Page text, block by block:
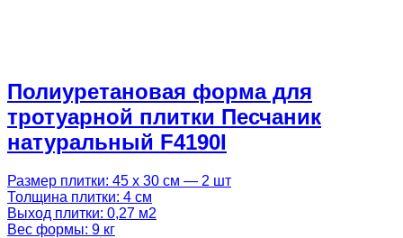
Полиуретановая форма для
тротуарной плитки Песчаник
натуральный F4190I
Размер плитки: 45 х 30 см — 2 шт
Толщина плитки: 4 см
Выход плитки: 0,27 м2
Вес формы: 9 кг